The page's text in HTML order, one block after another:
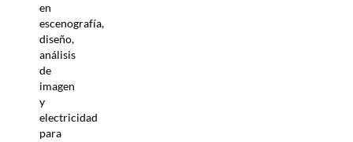
en
escenografía,
diseño,
análisis
de
imagen
y
electricidad
para